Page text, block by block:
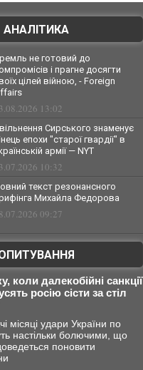
АНАЛІТИКА
не готовий до
і прагне досягти
цілей війною, - Foreign
13:02
Сирського знаменує
епохи "старої гвардії" в
армії — NYT
10:32
текст резонансного
Михайла Федорова
09:27
коли далекобійні санкції
росію сісти за стіл
місяці удари України по
настільки болючими, що
поновити